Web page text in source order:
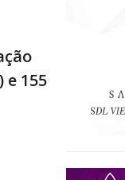
e 155